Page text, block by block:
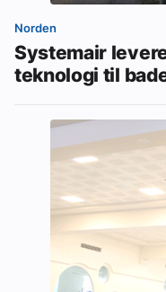
Norden
Systemair
teknologi til